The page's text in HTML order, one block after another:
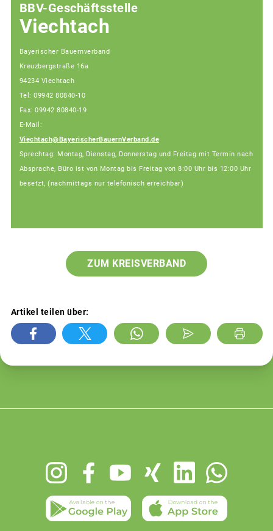
BBV-Geschäftsstelle
Viechtach
Bayerischer Bauernverband
Kreuzbergstraße 16a
94234 Viechtach
Tel: 09942 80840-10
Fax: 09942 80840-19
E-Mail:
Viechtach@BayerischerBauernVerband.de
Sprechtag: Montag, Dienstag, Donnerstag und Freitag mit Termin nach
Absprache, Büro ist von Montag bis Freitag von 8:00 Uhr bis 12:00 Uhr
besetzt, (nachmittags nur telefonisch erreichbar)
ZUM KREISVERBAND
Artikel teilen über: